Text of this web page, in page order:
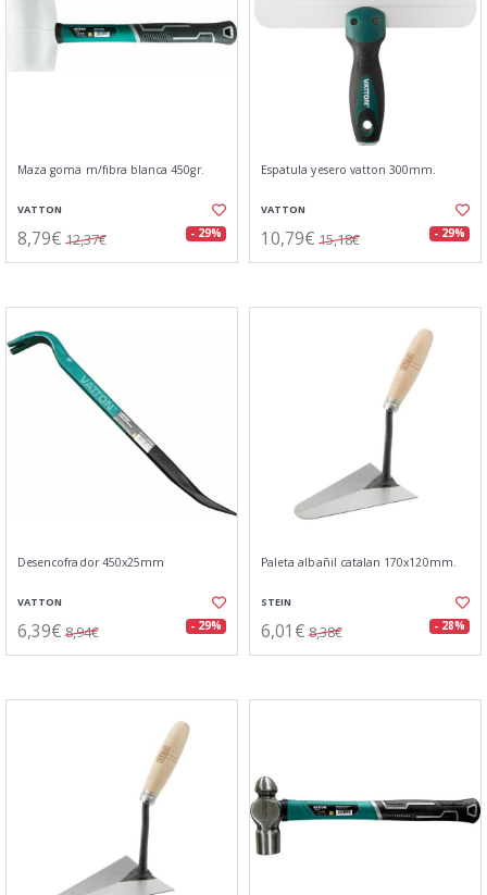
Maza goma m/fibra blanca 450gr.
VATTON
8,79€ 12,37€ - 29%
Espatula yesero vatton 300mm.
VATTON
10,79€ 15,18€ - 29%
Desencofrador 450x25mm
VATTON
6,39€ 8,94€ - 29%
Paleta albañil catalan 170x120mm.
STEIN
6,01€ 8,38€ - 28%